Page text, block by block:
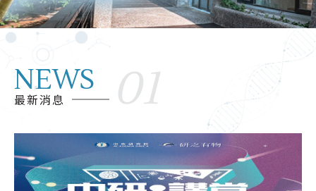
NEWS
最新消息 01
114-2自然探究與實作-「飛行主題」系列工作坊
一、依據教育部國民及學前教育署高級中等學校探究與實作課
程推動中心(北區)工作計畫辦理。 二、以「飛行」為主題，...
2026.05.12
本研習以「跨域、轉銜、思辨」為主軸，探討AI時代資優教育
的新挑戰與新契機。內容涵蓋資優學生之社會情緒學習、心...
2026.05.12